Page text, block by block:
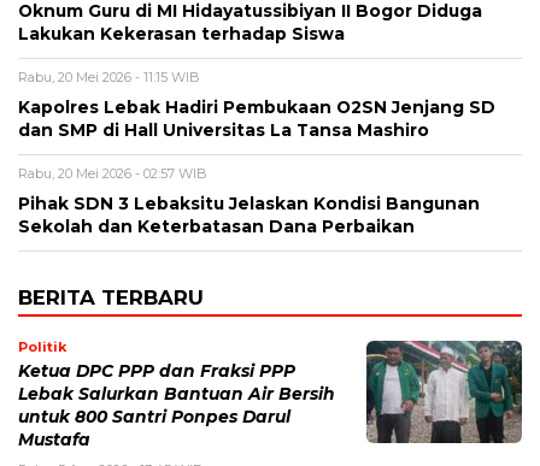
Oknum Guru di MI Hidayatussibiyan II Bogor Diduga
Lakukan Kekerasan terhadap Siswa
Rabu, 20 Mei 2026 - 11:15 WIB
Kapolres Lebak Hadiri Pembukaan O2SN Jenjang SD
dan SMP di Hall Universitas La Tansa Mashiro
Rabu, 20 Mei 2026 - 02:57 WIB
Pihak SDN 3 Lebaksitu Jelaskan Kondisi Bangunan
Sekolah dan Keterbatasan Dana Perbaikan
BERITA TERBARU
Politik
Ketua DPC PPP dan Fraksi PPP
Lebak Salurkan Bantuan Air Bersih
untuk 800 Santri Ponpes Darul
Mustafa